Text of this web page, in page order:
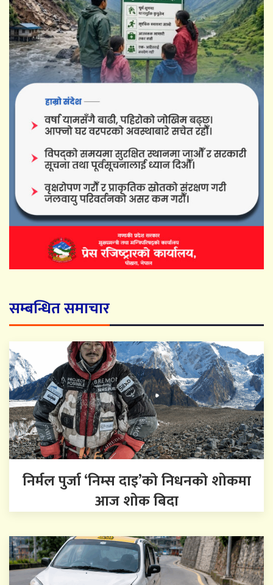
सम्बन्धित समाचार
निर्मल पुर्जा ‘निम्स दाइ’को निधनको शोकमा
आज शोक बिदा